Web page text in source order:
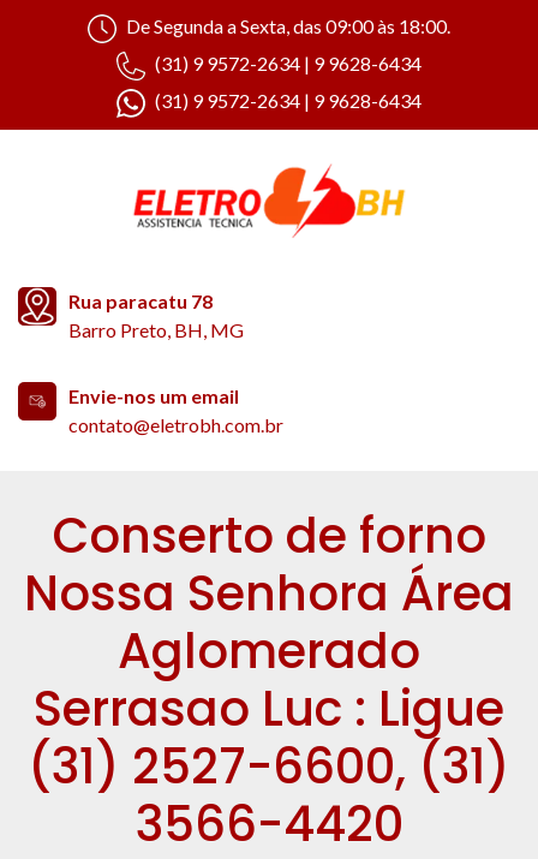
De Segunda a Sexta, das 09:00 às 18:00.
(31) 9 9572-2634 | 9 9628-6434
(31) 9 9572-2634 | 9 9628-6434
Rua paracatu 78
Barro Preto, BH, MG
Envie-nos um email
contato@eletrobh.com.br
Conserto de forno
Nossa Senhora Área
Aglomerado
Serrasao Luc : Ligue
(31) 2527-6600, (31)
3566-4420